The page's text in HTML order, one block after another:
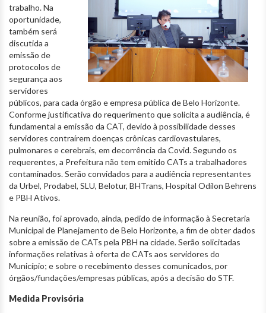
trabalho. Na
oportunidade,
também será
discutida a
emissão de
protocolos de
segurança aos
servidores
públicos, para cada órgão e empresa pública de Belo Horizonte.
Conforme justificativa do requerimento que solicita a audiência, é
fundamental a emissão da CAT, devido à possibilidade desses
servidores contraírem doenças crônicas cardiovastulares,
pulmonares e cerebrais, em decorrência da Covid. Segundo os
requerentes, a Prefeitura não tem emitido CATs a trabalhadores
contaminados. Serão convidados para a audiência representantes
da Urbel, Prodabel, SLU, Belotur, BHTrans, Hospital Odilon Behrens
e PBH Ativos.
Na reunião, foi aprovado, ainda, pedido de informação à Secretaria
Municipal de Planejamento de Belo Horizonte, a fim de obter dados
sobre a emissão de CATs pela PBH na cidade. Serão solicitadas
informações relativas à oferta de CATs aos servidores do
Município; e sobre o recebimento desses comunicados, por
órgãos/fundações/empresas públicas, após a decisão do STF.
Medida Provisória